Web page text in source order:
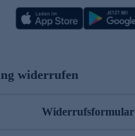
widerrufen
Widerrufsformular